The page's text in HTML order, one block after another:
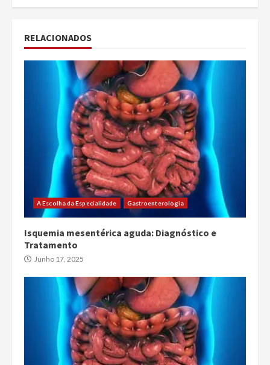
RELACIONADOS
A Escolha da Especialidade Gastroenterologia
Isquemia mesentérica aguda: Diagnóstico e
Tratamento
Junho 17, 2025